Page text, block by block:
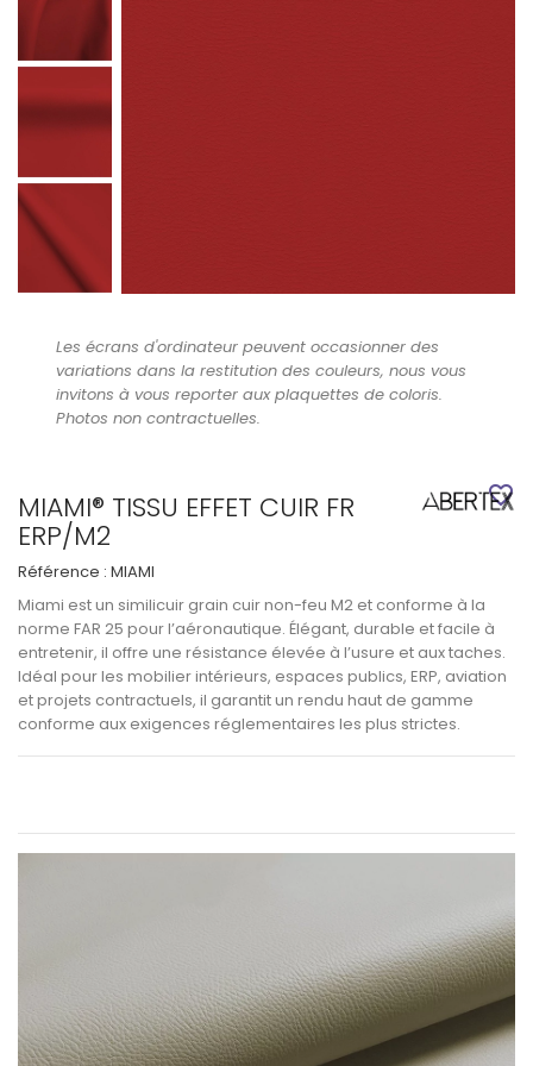
Les écrans d'ordinateur peuvent occasionner des
variations dans la restitution des couleurs, nous vous
invitons à vous reporter aux plaquettes de coloris.
Photos non contractuelles.
MIAMI® TISSU EFFET CUIR FR
ERP/M2
Référence : MIAMI
favorite_border
Miami est un similicuir grain cuir non-feu M2 et conforme à la
norme FAR 25 pour l’aéronautique. Élégant, durable et facile à
entretenir, il offre une résistance élevée à l’usure et aux taches.
Idéal pour les mobilier intérieurs, espaces publics, ERP, aviation
et projets contractuels, il garantit un rendu haut de gamme
conforme aux exigences réglementaires les plus strictes.